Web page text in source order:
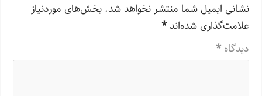
نشانی ایمیل شما منتشر نخواهد شد. بخش‌های موردنیاز
علامت‌گذاری شده‌اند*
دیدگاه*